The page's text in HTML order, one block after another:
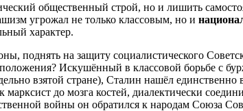
общественный строй, но и лишить
угрожал не только классовым, но и
характер.
поднять на защиту социалистического
Искушённый в классовой борьбе с
взятой стране), Сталин нашёл
до мозга костей, диалектически
войны он обратился к народам Союза